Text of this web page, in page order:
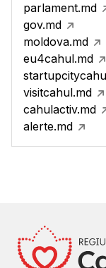
parlament.md
gov.md
moldova.md
eu4cahul.md
visitcahul.md
cahulactiv.md
alerte.md